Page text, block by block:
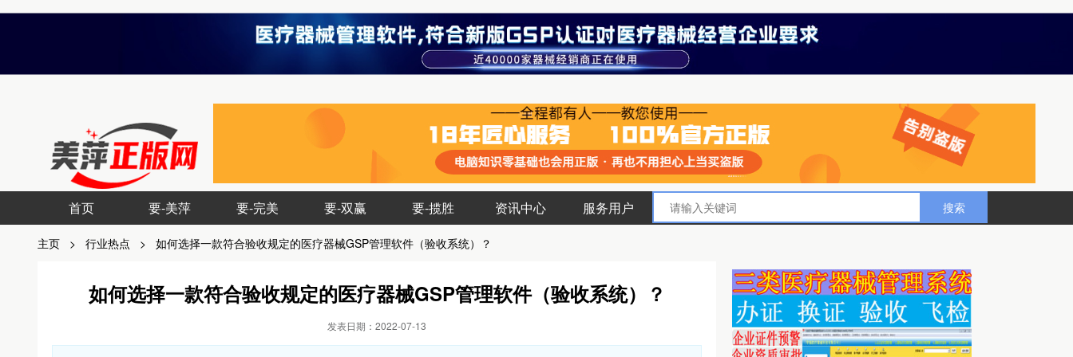
首页 要-美萍 要-完美 要-双赢 要-揽胜 资讯中心 服务用户
主页 > 行业热点 > 如何选择一款符合验收规定的医疗器械GSP管理软件（验收系统）？
如何选择一款符合验收规定的医疗器械GSP管理软件（验收系统）？
发表日期：2022-07-13